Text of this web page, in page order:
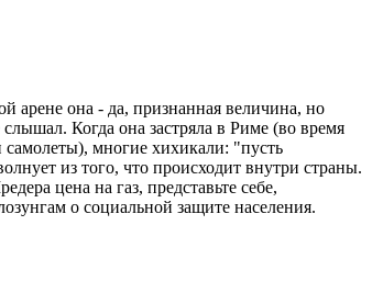
арене она - да, признанная величина, но
Когда она застряла в Риме (во время
многие хихикали: "пусть
из того, что происходит внутри страны.
цена на газ, представьте себе,
о социальной защите населения.